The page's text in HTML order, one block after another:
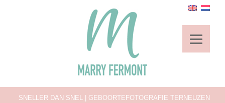
SNELLER DAN SNEL | GEBOORTEFOTOGRAFIE TERNEUZEN